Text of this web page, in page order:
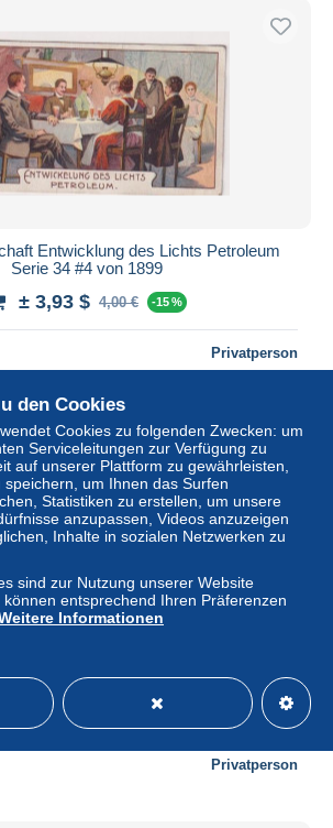
Entwicklung des Lichts Petroleum
Serie 34 #4 von 1899
± 3,93 $ 4,00 € -15 %
Privatperson
Entwicklung des Lichts Kerzen Serie
34 #3 von 1899
± 3,93 $ -15 %
Privatperson
den Cookies
Cookies zu folgenden Zwecken: um
Serviceleitungen zur Verfügung zu
auf unserer Plattform zu gewährleisten,
um Ihnen das Surfen
Statistiken zu erstellen, um unsere
anzupassen, Videos anzuzeigen
Inhalte in sozialen Netzwerken zu
sind zur Nutzung unserer Website
entsprechend Ihren Präferenzen
Informationen